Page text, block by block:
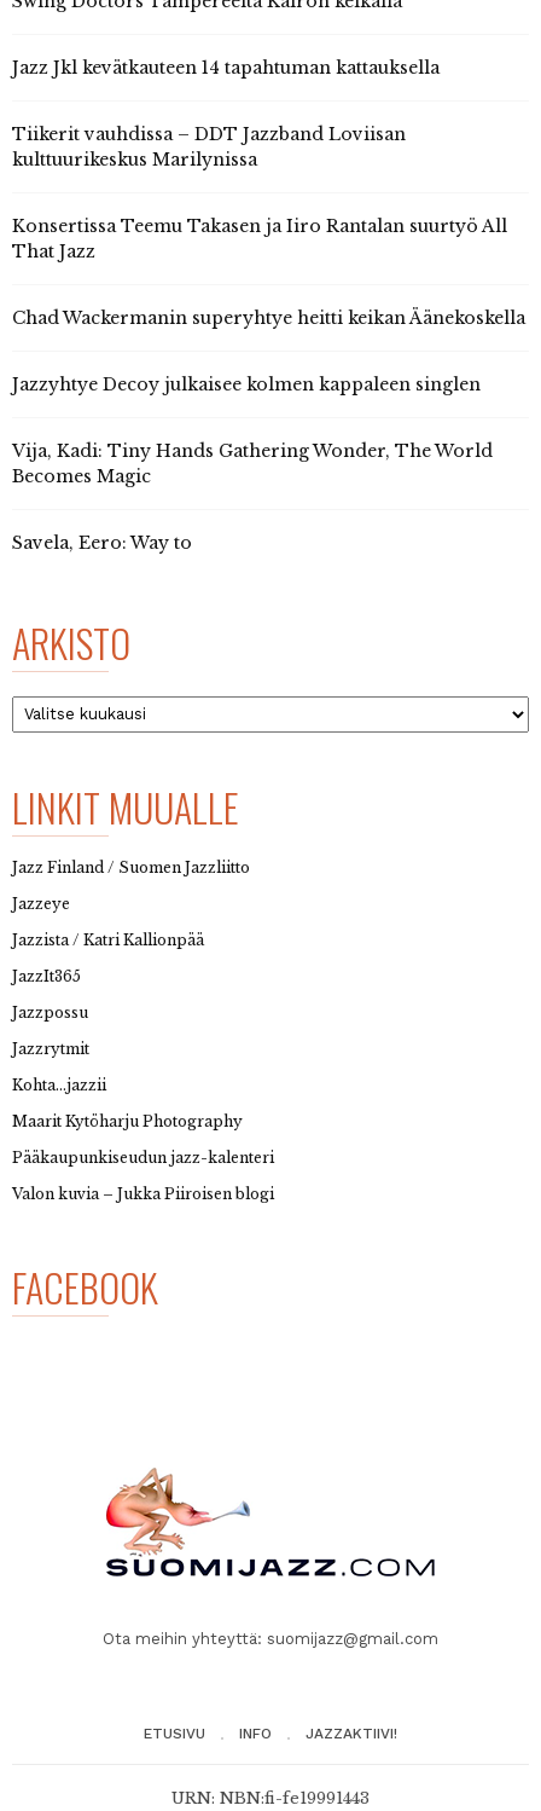
Jazz Jkl kevätkauteen 14 tapahtuman kattauksella
Tiikerit vauhdissa – DDT Jazzband Loviisan
kulttuurikeskus Marilynissa
Konsertissa Teemu Takasen ja Iiro Rantalan suurtyö All
That Jazz
Chad Wackermanin superyhtye heitti keikan Äänekoskella
Jazzyhtye Decoy julkaisee kolmen kappaleen singlen
Vija, Kadi: Tiny Hands Gathering Wonder, The World
Becomes Magic
Savela, Eero: Way to
ARKISTO
Arkisto
LINKIT MUUALLE
Jazz Finland / Suomen Jazzliitto
Jazzeye
Jazzista / Katri Kallionpää
JazzIt365
Jazzpossu
Jazzrytmit
Kohta…jazzii
Maarit Kytöharju Photography
Pääkaupunkiseudun jazz-kalenteri
Valon kuvia – Jukka Piiroisen blogi
FACEBOOK
Ota meihin yhteyttä: suomijazz@gmail.com
ETUSIVU INFO JAZZAKTIIVI!
URN: NBN:fi-fe19991443